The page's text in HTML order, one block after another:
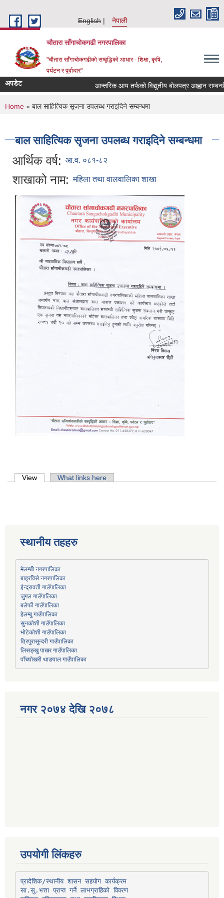
English
नेपाली
चौतारा साँगाचोकगढी नगरपालिका
"चौतारा साँगाचोकगढीको सम्बृद्धिको आधार - शिक्षा, कृषि,
पर्यटन र पूर्वाधार"
अपडेट आन्तरिक आय तर्फको विद्युतीय बोलपत्र आह्वान सम्बन्धी
You are here
Home » बाल साहित्यिक सृजना उपलब्ध गराइदिने सम्बन्धमा
बाल साहित्यिक सृजना उपलब्ध गराइदिने सम्बन्धमा
आर्थिक वर्ष: आ.व. ०८१-८२
शाखाको नाम: महिला तथा वालवालिका शाखा
Primary tabs
View (active tab)What links here
स्थानीय तहहरु
मेलम्ची नगरपालिका
बाह्रविसे नगरपालिका
ईन्द्रावती गाउँपालिका
जुगल गाउँपालिका
बलेफी गाउँपालिका
हेलम्बु गाउँपालिका
सुनकोशी गाउँपालिका
भोटेकोशी गाउँपालिका
त्रिपुरासुन्दरी गाउँपालिका
लिसङ्खु पाखर गाउँपालिका
पाँचपोखरी थाङपाल गाउँपालिका
नगर २०७४ देखि २०७८
उपयोगी लिंकहरु
प्रादेशिक/स्थानीय शासन सहयोग कार्यक्रम
सा.सु.भत्ता प्राप्त गर्ने लाभग्राहिको विवरण